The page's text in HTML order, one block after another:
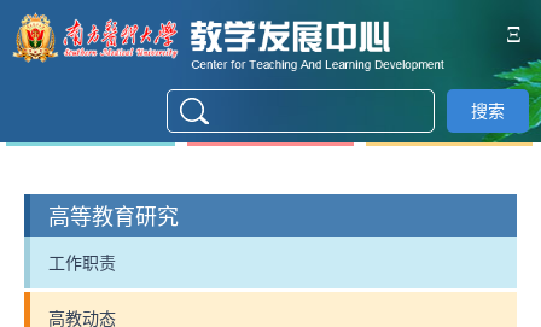
Ξ
搜索
高等教育研究
工作职责
高教动态